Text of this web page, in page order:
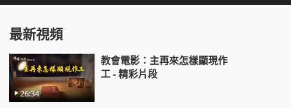
教會電影：守住聖經等于信神嗎 -
最新視頻
26:34
教會電影：主再來怎樣顯現作
工 - 精彩片段